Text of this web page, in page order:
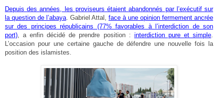
Depuis des années, les proviseurs étaient abandonnés par l’exécutif sur
la question de l’abaya. Gabriel Attal, face à une opinion fermement ancrée
sur des principes républicains (77% favorables à l’interdiction de son
port), a enfin décidé de prendre position : interdiction pure et simple.
L’occasion pour une certaine gauche de défendre une nouvelle fois la
position des islamistes.